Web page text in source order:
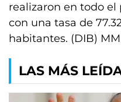
realizaron en todo el
con una tasa de
habitantes. (DIB) MM
LAS MÁS